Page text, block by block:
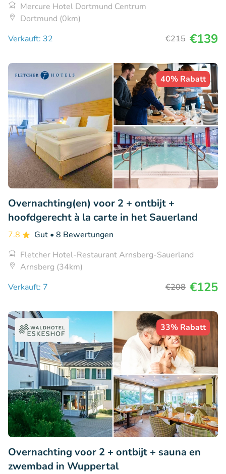
Mercure Hotel Dortmund Centrum
Dortmund (0km)
Verkauft: 32
€215 €139
40% Rabatt
Overnachting(en) voor 2 + ontbijt +
hoofdgerecht à la carte in het Sauerland
7.8 Gut • 8 Bewertungen
Fletcher Hotel-Restaurant Arnsberg-Sauerland
Arnsberg (34km)
Verkauft: 7
€208 €125
33% Rabatt
Overnachting voor 2 + ontbijt + sauna en
zwembad in Wuppertal